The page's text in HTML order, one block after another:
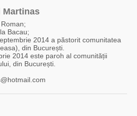
Martinas
Bacau;
2014 a păstorit comunitatea
din București.
2014 este paroh al comunității
din București.